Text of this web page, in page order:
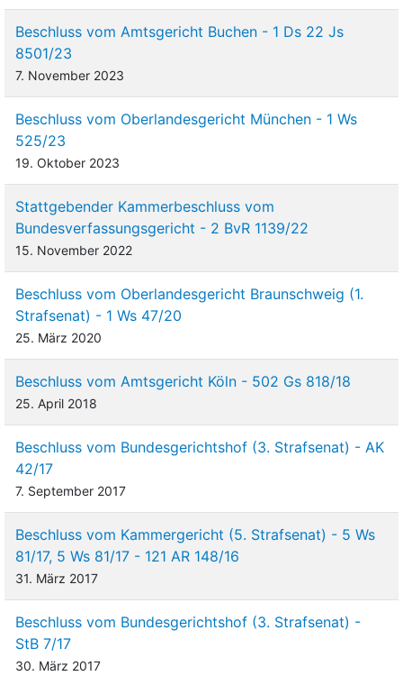
Beschluss vom Amtsgericht Buchen - 1 Ds 22 Js
8501/23
7. November 2023
Beschluss vom Oberlandesgericht München - 1 Ws
525/23
19. Oktober 2023
Stattgebender Kammerbeschluss vom
Bundesverfassungsgericht - 2 BvR 1139/22
15. November 2022
Beschluss vom Oberlandesgericht Braunschweig (1.
Strafsenat) - 1 Ws 47/20
25. März 2020
Beschluss vom Amtsgericht Köln - 502 Gs 818/18
25. April 2018
Beschluss vom Bundesgerichtshof (3. Strafsenat) - AK
42/17
7. September 2017
Beschluss vom Kammergericht (5. Strafsenat) - 5 Ws
81/17, 5 Ws 81/17 - 121 AR 148/16
31. März 2017
Beschluss vom Bundesgerichtshof (3. Strafsenat) -
StB 7/17
30. März 2017